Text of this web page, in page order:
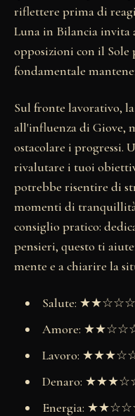
riflettere prima di
Luna in Bilancia invita
opposizioni con il Sole
fondamentale
Sul fronte lavorativo,
all'influenza di Giove,
ostacolare i progressi.
rivalutare i tuoi
potrebbe risentire di
momenti di
consiglio pratico:
pensieri, questo ti
mente e a chiarire la
Salute: ★★☆☆☆
Amore:
Lavoro:
Denaro:
Energia: